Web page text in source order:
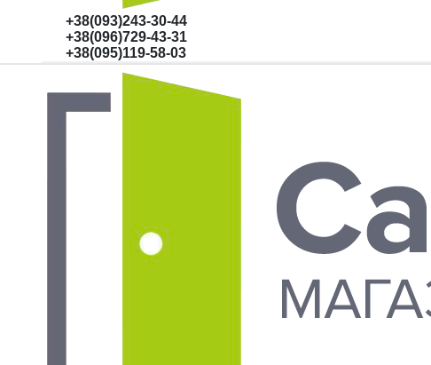
+38(093)243-30-44
+38(096)729-43-31
+38(095)119-58-03